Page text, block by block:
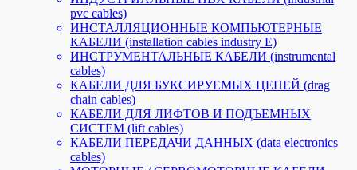
pvc cables)
ИНСТАЛЛЯЦИОННЫЕ КОМПЬЮТЕРНЫЕ
КАБЕЛИ (installation cables industry E)
ИНСТРУМЕНТАЛЬНЫЕ КАБЕЛИ (instrumental
cables)
КАБЕЛИ ДЛЯ БУКСИРУЕМЫХ ЦЕПЕЙ (drag
chain cables)
КАБЕЛИ ДЛЯ ЛИФТОВ И ПОДЪЕМНЫХ
СИСТЕМ (lift cables)
КАБЕЛИ ПЕРЕДАЧИ ДАННЫХ (data electronics
cables)